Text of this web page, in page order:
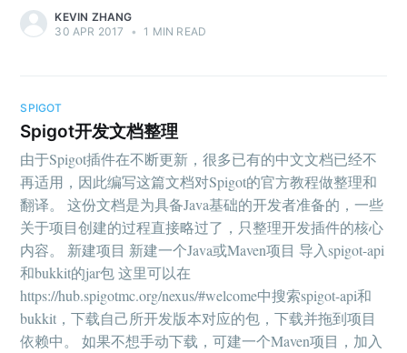
KEVIN ZHANG
30 APR 2017
• 1 MIN READ
SPIGOT
Spigot开发文档整理
由于Spigot插件在不断更新，很多已有的中文文档已经不
再适用，因此编写这篇文档对Spigot的官方教程做整理和
翻译。 这份文档是为具备Java基础的开发者准备的，一些
关于项目创建的过程直接略过了，只整理开发插件的核心
内容。 新建项目 新建一个Java或Maven项目 导入spigot-api
和bukkit的jar包 这里可以在
https://hub.spigotmc.org/nexus/#welcome中搜索spigot-api和
bukkit，下载自己所开发版本对应的包，下载并拖到项目
依赖中。 如果不想手动下载，可建一个Maven项目，加入